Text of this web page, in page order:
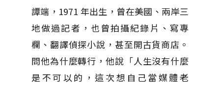
譚端，1971 年出生，曾在美國、兩岸三
地做過記者，也曾拍攝紀錄片、寫專
欄、翻譯偵探小說，甚至開古貨商店。
問他為什麼轉行，他說「人生沒有什麼
是不可以的，這次想自己當媒體老